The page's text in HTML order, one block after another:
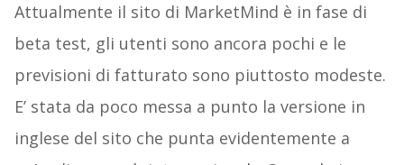
Attualmente il sito di MarketMind è in fase di
beta test, gli utenti sono ancora pochi e le
previsioni di fatturato sono piuttosto modeste.
E’ stata da poco messa a punto la versione in
inglese del sito che punta evidentemente a